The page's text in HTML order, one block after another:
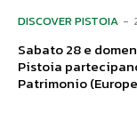
DISCOVER PISTOIA -
Sabato 28 e
Pistoia
Patrimonio